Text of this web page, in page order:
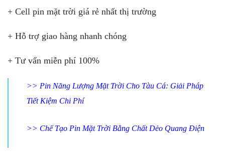
+ Cell pin mặt trời giá rẻ nhất thị trường
+ Hỗ trợ giao hàng nhanh chóng
+ Tư vấn miễn phí 100%
>> Pin Năng Lượng Mặt Trời Cho Tàu Cá: Giải Pháp
Tiết Kiệm Chi Phí
>> Chế Tạo Pin Mặt Trời Bằng Chất Dẻo Quang Điện